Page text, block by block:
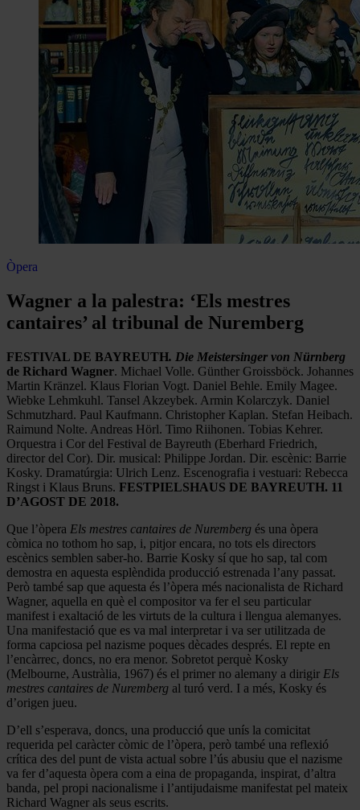
Òpera
Wagner a la palestra: ‘Els mestres
cantaires’ al tribunal de Nuremberg
FESTIVAL DE BAYREUTH. Die Meistersinger von Nürnberg
de Richard Wagner. Michael Volle. Günther Groissböck. Johannes
Martin Kränzel. Klaus Florian Vogt. Daniel Behle. Emily Magee.
Wiebke Lehmkuhl. Tansel Akzeybek. Armin Kolarczyk. Daniel
Schmutzhard. Paul Kaufmann. Christopher Kaplan. Stefan Heibach.
Raimund Nolte. Andreas Hörl. Timo Riihonen. Tobias Kehrer.
Orquestra i Cor del Festival de Bayreuth (Eberhard Friedrich,
director del Cor). Dir. musical: Philippe Jordan. Dir. escènic: Barrie
Kosky. Dramatúrgia: Ulrich Lenz. Escenografia i vestuari: Rebecca
Ringst i Klaus Bruns. FESTPIELSHAUS DE BAYREUTH. 11
D’AGOST DE 2018.
Que l’òpera Els mestres cantaires de Nuremberg és una òpera
còmica no tothom ho sap, i, pitjor encara, no tots els directors
escènics semblen saber-ho. Barrie Kosky sí que ho sap, tal com
demostra en aquesta esplèndida producció estrenada l’any passat.
Però també sap que aquesta és l’òpera més nacionalista de Richard
Wagner, aquella en què el compositor va fer el seu particular
manifest i exaltació de les virtuts de la cultura i llengua alemanyes.
Una manifestació que es va mal interpretar i va ser utilitzada de
forma capciosa pel nazisme poques dècades després. El repte en
l’encàrrec, doncs, no era menor. Sobretot perquè Kosky
(Melbourne, Austràlia, 1967) és el primer no alemany a dirigir Els
mestres cantaires de Nuremberg al turó verd. I a més, Kosky és
d’origen jueu.
D’ell s’esperava, doncs, una producció que unís la comicitat
requerida pel caràcter còmic de l’òpera, però també una reflexió
crítica des del punt de vista actual sobre l’ús abusiu que el nazisme
va fer d’aquesta òpera com a eina de propaganda, inspirat, d’altra
banda, pel propi nacionalisme i l’antijudaisme manifestat pel mateix
Richard Wagner als seus escrits.